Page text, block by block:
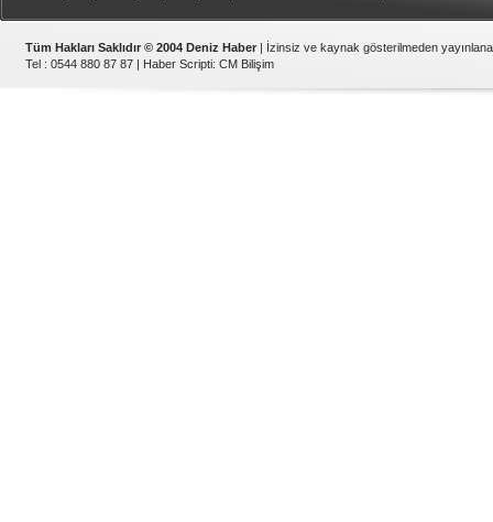
Tüm Hakları Saklıdır © 2004 Deniz Haber | İzinsiz ve kaynak gösterilmeden
Tel : 0544 880 87 87 | Haber Scripti: CM Bilişim